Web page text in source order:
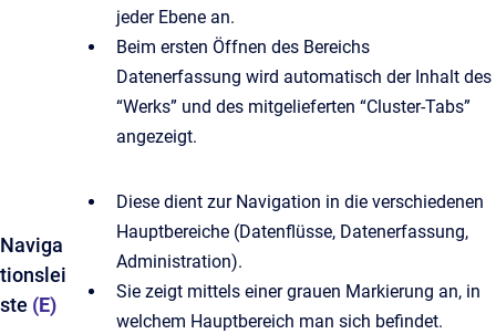
jeder Ebene an.
Beim ersten Öffnen des Bereichs
Datenerfassung wird automatisch der Inhalt des
“Werks” und des mitgelieferten “Cluster-Tabs”
angezeigt.
Naviga
tionslei
ste (E)
Diese dient zur Navigation in die verschiedenen
Hauptbereiche (Datenflüsse, Datenerfassung,
Administration).
Sie zeigt mittels einer grauen Markierung an, in
welchem Hauptbereich man sich befindet.